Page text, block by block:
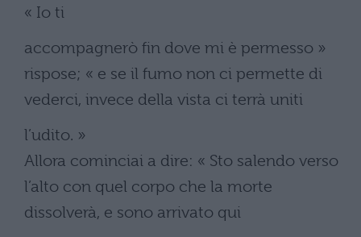
« Io ti
accompagnerò fin dove mi è permesso »
rispose; « e se il fumo non ci permette di
vederci, invece della vista ci terrà uniti
l’udito. »
Allora cominciai a dire: « Sto salendo verso
l’alto con quel corpo che la morte
dissolverà, e sono arrivato qui